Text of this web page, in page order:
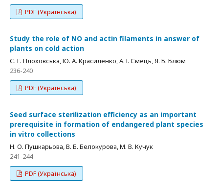
PDF (Українська)
Study the role of NO and actin filaments in answer of
plants on cold action
С. Г. Плоховська, Ю. А. Красиленко, А. І. Ємець, Я. Б. Блюм
236-240
PDF (Українська)
Seed surface sterilization efficiency as an important
prerequisite in formation of endangered plant species
in vitro collections
Н. О. Пушкарьова, В. Б. Белокурова, М. В. Кучук
241-244
PDF (Українська)